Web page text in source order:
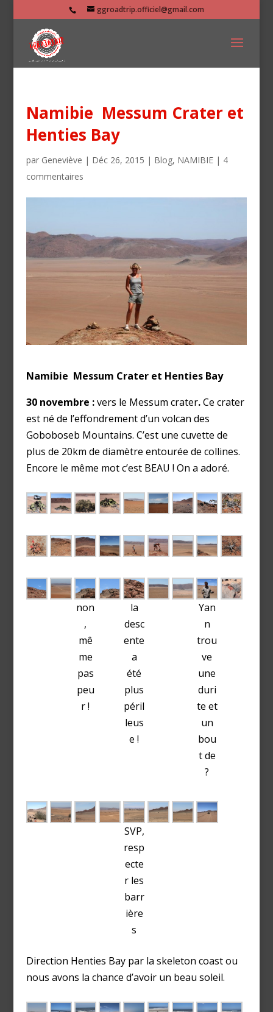
ggroadtrip.officiel@gmail.com
Namibie Messum Crater et
Henties Bay
par Geneviève | Déc 26, 2015 | Blog, NAMIBIE| 4
commentaires
Namibie Messum Crater et Henties Bay
30 novembre :vers le Messum crater.Ce crater
est né de l’effondrement d’un volcan des
Goboboseb Mountains. C’est une cuvette de
plus de 20km de diamètre entourée de collines.
Encore le même mot c’est BEAU ! On a adoré.
non
,
mê
me
pas
peu
r !
la
desc
ente
a
été
plus
péril
leus
e !
Yan
n
trou
ve
une
duri
te et
un
bou
t de
?
SVP,
resp
ecte
r les
barr
ière
s
Direction Henties Bay par la skeleton coast ou
nous avons la chance d’avoir un beau soleil.